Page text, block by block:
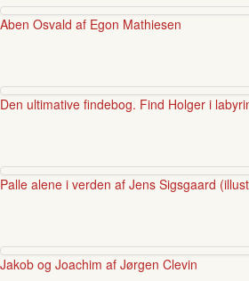
Aben Osvald af Egon Mathiesen
Den ultimative findebog. Find Holger i
Palle alene i verden af Jens Sigsgaard
Jakob og Joachim af Jørgen Clevin